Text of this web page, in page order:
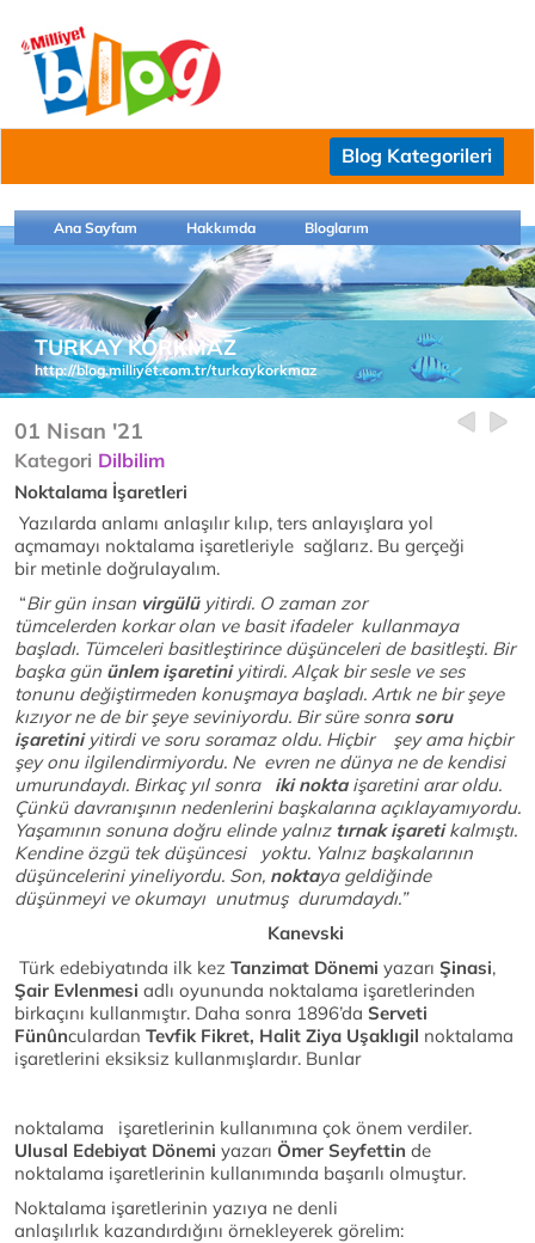
Blog Kategorileri
Ana Sayfam Hakkımda Bloglarım
TURKAY KORKMAZ
http://blog.milliyet.com.tr/turkaykorkmaz
01 Nisan '21
Kategori Dilbilim
Noktalama İşaretleri
Yazılarda anlamı anlaşılır kılıp, ters anlayışlara yol
açmamayı noktalama işaretleriyle sağlarız. Bu gerçeği
bir metinle doğrulayalım.
“Bir gün insan virgülü yitirdi. O zaman zor
tümcelerden korkar olan ve basit ifadeler kullanmaya
başladı. Tümceleri basitleştirince düşünceleri de basitleşti. Bir
başka gün ünlem işaretini yitirdi. Alçak bir sesle ve ses
tonunu değiştirmeden konuşmaya başladı. Artık ne bir şeye
kızıyor ne de bir şeye seviniyordu. Bir süre sonra soru
işaretini yitirdi ve soru soramaz oldu. Hiçbir şey ama hiçbir
şey onu ilgilendirmiyordu. Ne evren ne dünya ne de kendisi
umurundaydı. Birkaç yıl sonra iki nokta işaretini arar oldu.
Çünkü davranışının nedenlerini başkalarına açıklayamıyordu.
Yaşamının sonuna doğru elinde yalnız tırnak işaretikalmıştı.
Kendine özgü tek düşüncesi yoktu. Yalnız başkalarının
düşüncelerini yineliyordu. Son, noktaya geldiğinde
düşünmeyi ve okumayı unutmuş durumdaydı.”
Kanevski
Türk edebiyatında ilk kez Tanzimat Dönemi yazarı Şinasi,
Şair Evlenmesi adlı oyununda noktalama işaretlerinden
birkaçını kullanmıştır. Daha sonra 1896’da Serveti
Fünûnculardan Tevfik Fikret, Halit Ziya Uşaklıgil noktalama
işaretlerini eksiksiz kullanmışlardır. Bunlar
noktalama işaretlerinin kullanımına çok önem verdiler.
Ulusal Edebiyat Dönemi yazarı Ömer Seyfettin de
noktalama işaretlerinin kullanımında başarılı olmuştur.
Noktalama işaretlerinin yazıya ne denli
anlaşılırlık kazandırdığını örnekleyerek görelim: